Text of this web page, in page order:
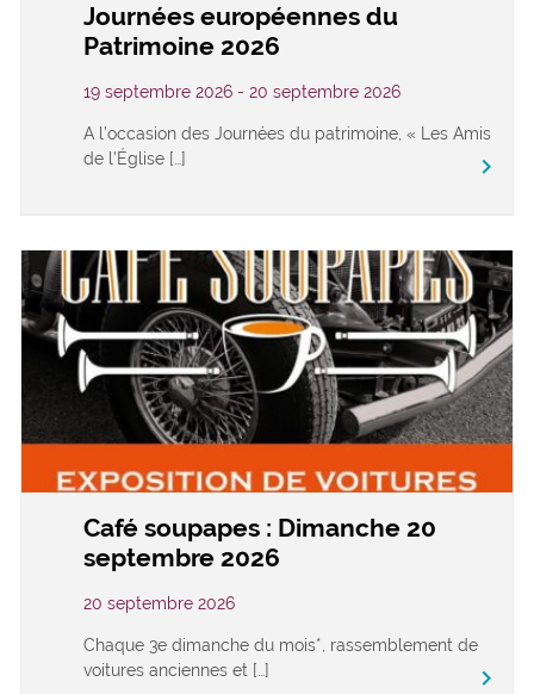
Journées européennes du
Patrimoine 2026
19 septembre 2026 - 20 septembre 2026
A l’occasion des Journées du patrimoine, « Les Amis
de l’Église […]
keyboard_arrow_right
Café soupapes : Dimanche 20
septembre 2026
20 septembre 2026
Chaque 3e dimanche du mois*, rassemblement de
voitures anciennes et […]
keyboard_arrow_right